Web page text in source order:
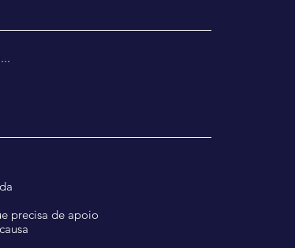
precisa de apoio